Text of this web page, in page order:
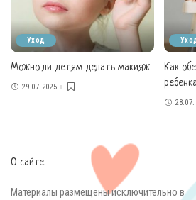
Уход
Можно ли детям делать макияж
29.07.2025
Как
О сайте
Материалы размещены исключительно в